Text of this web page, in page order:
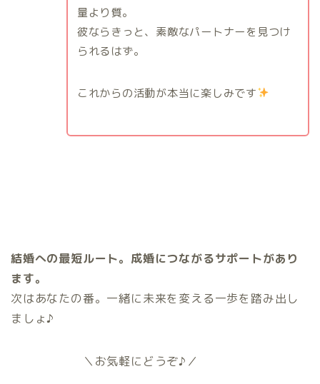
量より質。
彼ならきっと、素敵なパートナーを見つけ
られるはず。
これからの活動が本当に楽しみです
結婚への最短ルート。成婚につながるサポートがあり
ます。
次はあなたの番。一緒に未来を変える一歩を踏み出し
ましょ♪
＼お気軽にどうぞ♪／